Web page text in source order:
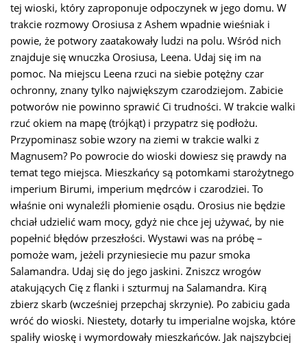
tej wioski, który zaproponuje odpoczynek w jego domu. W
trakcie rozmowy Orosiusa z Ashem wpadnie wieśniak i
powie, że potwory zaatakowały ludzi na polu. Wśród nich
znajduje się wnuczka Orosiusa, Leena. Udaj się im na
pomoc. Na miejscu Leena rzuci na siebie potężny czar
ochronny, znany tylko największym czarodziejom. Zabicie
potworów nie powinno sprawić Ci trudności. W trakcie walki
rzuć okiem na mapę (trójkąt) i przypatrz się podłożu.
Przypominasz sobie wzory na ziemi w trakcie walki z
Magnusem? Po powrocie do wioski dowiesz się prawdy na
temat tego miejsca. Mieszkańcy są potomkami starożytnego
imperium Birumi, imperium mędrców i czarodziei. To
właśnie oni wynaleźli płomienie osądu. Orosius nie będzie
chciał udzielić wam mocy, gdyż nie chce jej używać, by nie
popełnić błędów przeszłości. Wystawi was na próbę –
pomoże wam, jeżeli przyniesiecie mu pazur smoka
Salamandra. Udaj się do jego jaskini. Zniszcz wrogów
atakujących Cię z flanki i szturmuj na Salamandra. Kirą
zbierz skarb (wcześniej przepchaj skrzynie). Po zabiciu gada
wróć do wioski. Niestety, dotarły tu imperialne wojska, które
spaliły wioskę i wymordowały mieszkańców. Jak najszybciej